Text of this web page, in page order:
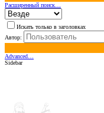
Расширенный поиск…
Искать только в заголовках
Автор:
Advanced…
Sidebar